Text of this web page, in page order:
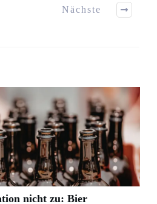
Nächste
nicht zu: Bier